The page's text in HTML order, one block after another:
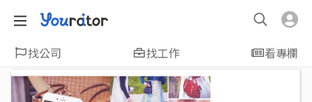
找公司 找工作 看專欄